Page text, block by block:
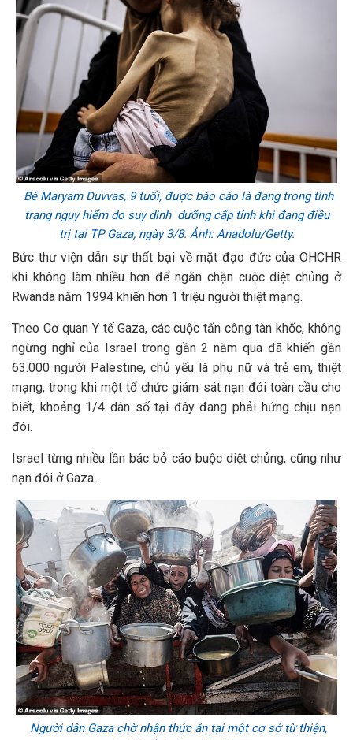
Bé Maryam Duvvas, 9 tuổi, được báo cáo là đang trong tình
trạng nguy hiểm do suy dinh dưỡng cấp tính khi đang điều
trị tại TP Gaza, ngày 3/8. Ảnh: Anadolu/Getty.
Bức thư viện dẫn sự thất bại về mặt đạo đức của OHCHR
khi không làm nhiều hơn để ngăn chặn cuộc diệt chủng ở
Rwanda năm 1994 khiến hơn 1 triệu người thiệt mạng.
Theo Cơ quan Y tế Gaza, các cuộc tấn công tàn khốc, không
ngừng nghỉ của Israel trong gần 2 năm qua đã khiến gần
63.000 người Palestine, chủ yếu là phụ nữ và trẻ em, thiệt
mạng, trong khi một tổ chức giám sát nạn đói toàn cầu cho
biết, khoảng 1/4 dân số tại đây đang phải hứng chịu nạn
đói.
Israel từng nhiều lần bác bỏ cáo buộc diệt chủng, cũng như
nạn đói ở Gaza.
Người dân Gaza chờ nhận thức ăn tại một cơ sở từ thiện,